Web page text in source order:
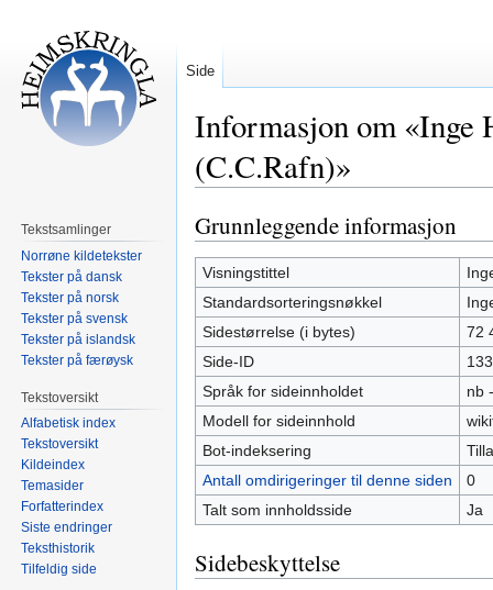
Informasjon om «Inge
(C.C.Rafn)»
Hopp
til
navigering
Hopp
til
søk
Grunnleggende informasjon
Visningstittel
Standardsorteringsnøkkel
Sidestørrelse (i bytes)
72
Side-ID
Språk for sideinnholdet
nb
Modell for sideinnhold
Bot-indeksering
Antall omdirigeringer til denne siden
0
Talt som innholdsside
Ja
Sidebeskyttelse
Side
Tekstsamlinger
Norrøne kildetekster
Tekster på dansk
Tekster på norsk
Tekster på svensk
Tekster på islandsk
Tekster på færøysk
Tekstoversikt
Alfabetisk index
Tekstoversikt
Kildeindex
Temasider
Forfatterindex
Siste endringer
Teksthistorik
Tilfeldig side